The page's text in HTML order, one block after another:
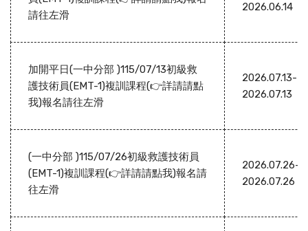
請往左滑
2026.06.14
加開平日(一中分部 )115/07/13初級救
護技術員(EMT-1)複訓課程(👉詳請請點
我)報名請往左滑
2026.07.13-
2026.07.13
(一中分部 )115/07/26初級救護技術員
(EMT-1)複訓課程(👉詳請請點我)報名請
往左滑
2026.07.26-
2026.07.26